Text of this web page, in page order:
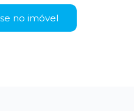
no imóvel